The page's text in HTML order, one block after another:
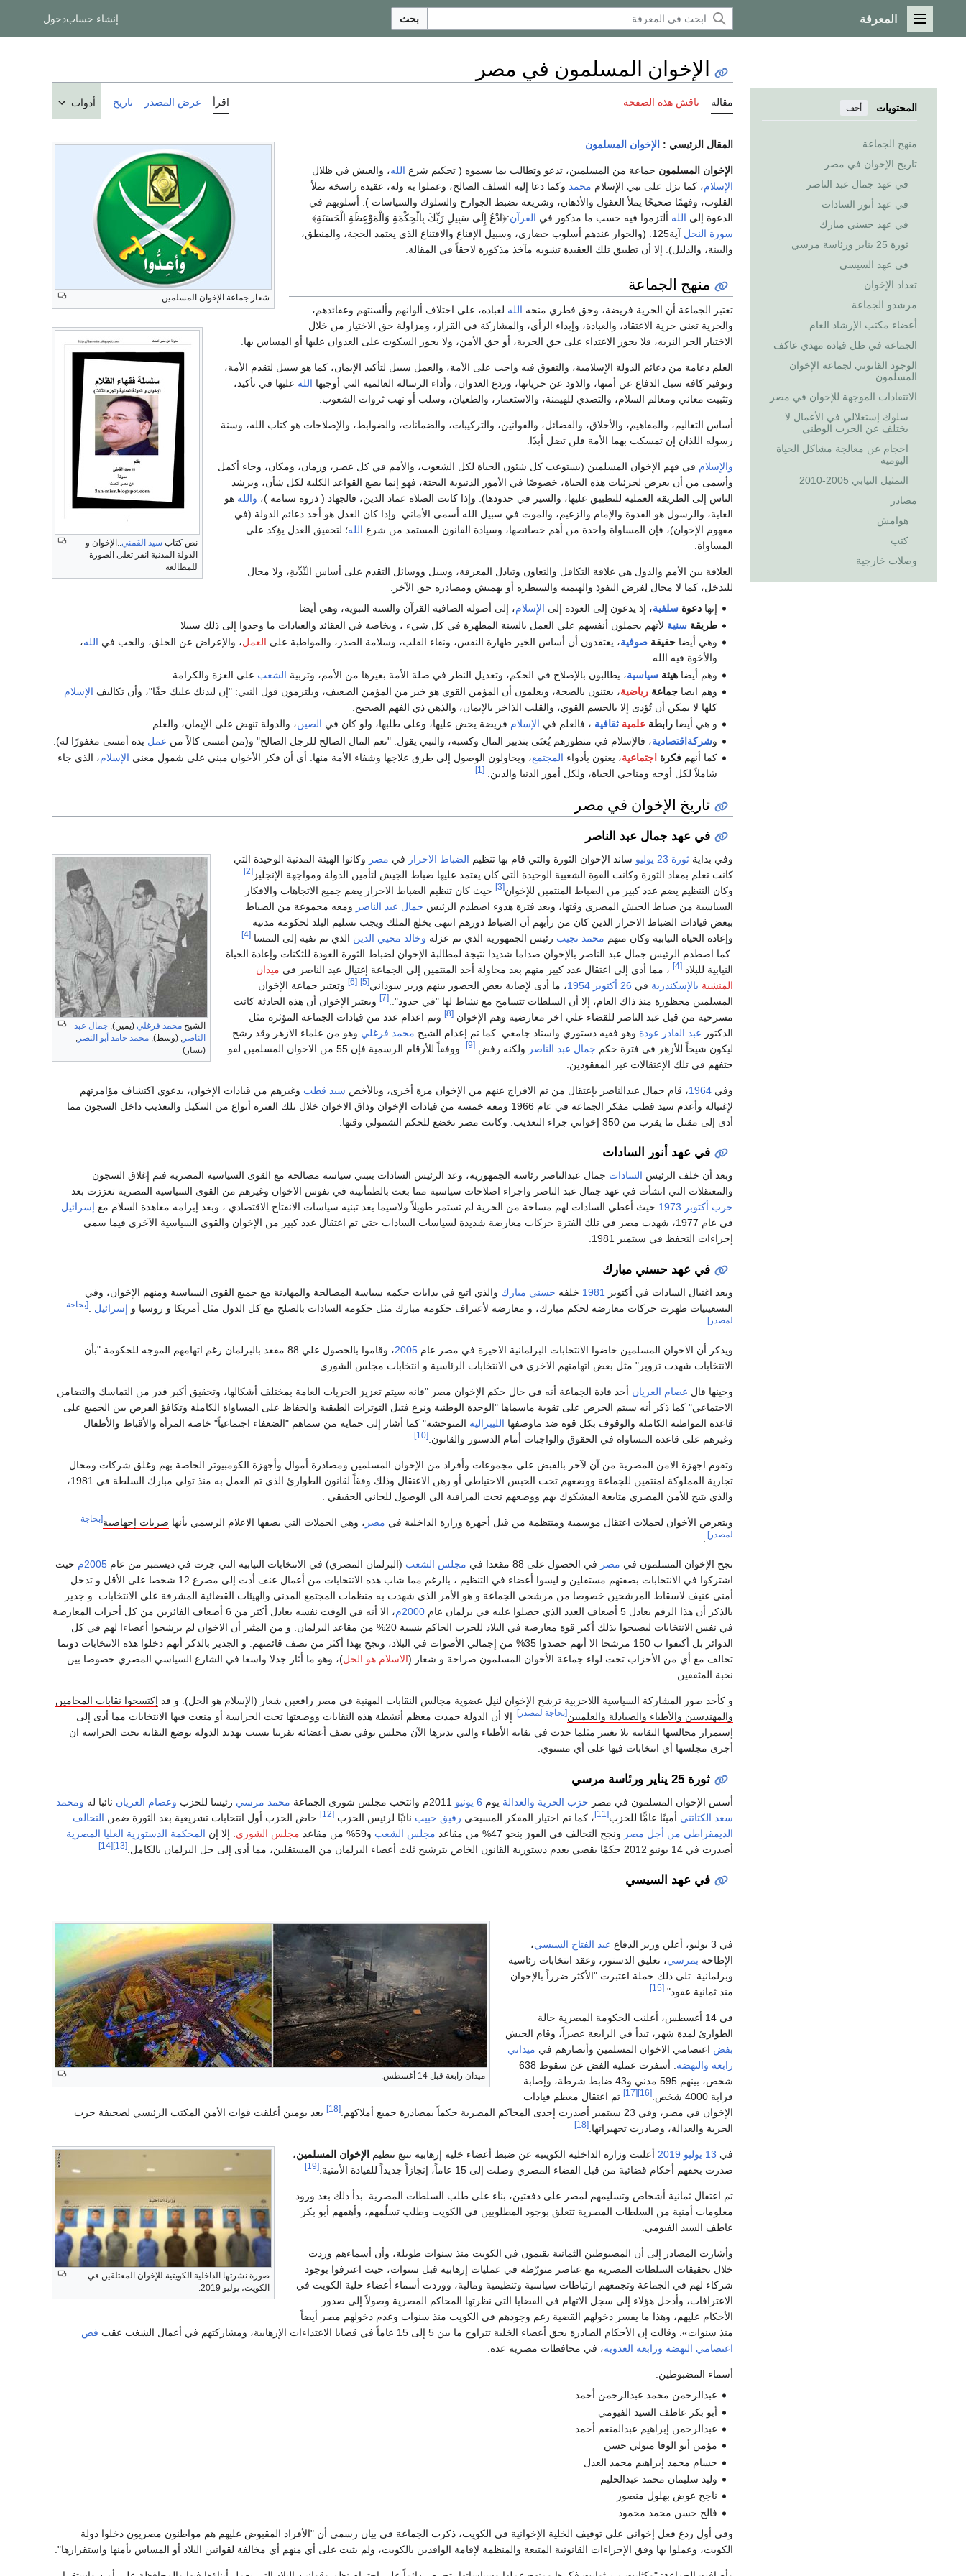
القائمة الرئيسية
المعرفة بحث إنشاء حسابدخول
المحتويات أخف
منهج الجماعة
تاريخ الإخوان في مصر
في عهد جمال عبد الناصر
في عهد أنور السادات
في عهد حسني مبارك
ثورة 25 يناير ورئاسة مرسي
في عهد السيسي
تعداد الإخوان
مرشدو الجماعة
أعضاء مكتب الإرشاد العام
الجماعة في ظل قيادة مهدي عاكف
الوجود القانوني لجماعة الإخوان
المسلمون
الانتقادات الموجهة للإخوان في مصر
سلوك إستغلالي في الأعمال لا
يختلف عن الحزب الوطني
احجام عن معالجة مشاكل الحياة
اليومية
التمثيل النيابي 2005-2010
مصادر
هوامش
كتب
وصلات خارجية
الإخوان المسلمون في مصر
مقالة ناقش هذه الصفحة اقرأ عرض المصدر تاريخ أدوات
شعار جماعة الإخوان المسلمين
المقال الرئيسي : الإخوان المسلمون
الإخوان المسلمون جماعة من المسلمين، تدعو وتطالب بما يسموه ( تحكيم شرع الله، والعيش في ظلال
الإسلام، كما نزل على نبي الإسلام محمد وكما دعا إليه السلف الصالح، وعملوا به وله، عقيدة راسخة تملأ
القلوب، وفهمًا صحيحًا يملأ العقول والأذهان، وشريعة تضبط الجوارح والسلوك والسياسات ). أسلوبهم في
الدعوة إلى الله ألتزموا فيه حسب ما مذكور في القرآن:﴿ادْعُ إِلَى سَبِيلِ رَبِّكَ بِالْحِكْمَةِ وَالْمَوْعِظَةِ الْحَسَنَةِ﴾
سورة النحل
آية125. (والحوار عندهم أسلوب حضاري، وسبيل الإقناع والاقتناع الذي يعتمد الحجة، والمنطق،
والبينة، والدليل). إلا أن تطبيق تلك العقيدة تشوبه مآخذ مذكورة لاحقاً في المقالة.
نص كتاب سيد القمني..الإخوان و
الدولة المدنية انقر تعلى الصورة
للمطالعة
منهج الجماعة
تعتبر الجماعة أن الحرية فريضة، وحق فطري منحه الله لعباده، على اختلاف ألوانهم وألسنتهم وعقائدهم،
والحرية تعني حرية الاعتقاد، والعبادة، وإبداء الرأي، والمشاركة في القرار، ومزاولة حق الاختيار من خلال
الاختيار الحر النزيه، فلا يجوز الاعتداء على حق الحرية، أو حق الأمن، ولا يجوز السكوت على العدوان عليها أو المساس بها.
العلم دعامة من دعائم الدولة الإسلامية، والتفوق فيه واجب على الأمة، والعمل سبيل لتأكيد الإيمان، كما هو سبيل لتقدم الأمة،
وتوفير كافة سبل الدفاع عن أمنها، والذود عن حرياتها، وردع العدوان، وأداء الرسالة العالمية التي أوجبها الله عليها في تأكيد،
وتثبيت معاني ومعالم السلام، والتصدي للهيمنة، والاستعمار، والطغيان، وسلب أو نهب ثروات الشعوب.
أساس التعاليم، والمفاهيم، والأخلاق، والفضائل، والقوانين، والتركيبات، والضمانات، والضوابط، والإصلاحات هو كتاب الله، وسنة
رسوله اللذان إن تمسكت بهما الأمة فلن تضل أبدًا.
والإسلام في فهم الإخوان المسلمين (يستوعب كل شئون الحياة لكل الشعوب، والأمم في كل عصر، وزمان، ومكان، وجاء أكمل
وأسمى من أن يعرض لجزئيات هذه الحياة، خصوصًا في الأمور الدنيوية البحتة، فهو إنما يضع القواعد الكلية لكل شأن، ويرشد
الناس إلى الطريقة العملية للتطبيق عليها، والسير في حدودها). وإذا كانت الصلاة عماد الدين، فالجهاد ( ذروة سنامه )، والله هو
الغاية، والرسول هو القدوة والإمام والزعيم، والموت في سبيل الله أسمى الأماني. وإذا كان العدل هو أحد دعائم الدولة (في
مفهوم الإخوان)، فإن المساواة واحدة من أهم خصائصها، وسيادة القانون المستمد من شرع الله؛ لتحقيق العدل يؤكد على
المساواة.
العلاقة بين الأمم والدول هي علاقة التكافل والتعاون وتبادل المعرفة، وسبل ووسائل التقدم على أساس النِّدِّيةِ، ولا مجال
للتدخل، كما لا مجال لفرض النفوذ والهيمنة والسيطرة أو تهميش ومصادرة حق الآخر.
إنهادعوةسلفية، إذ يدعون إلى العودة إلى الإسلام، إلى أصوله الصافية القرآن والسنة النبوية، وهي أيضا
طريقةسنية لأنهم يحملون أنفسهم علي العمل بالسنة المطهرة في كل شيء ، وبخاصة في العقائد والعبادات ما وجدوا إلى ذلك سبيلا
وهي أيضاحقيقةصوفية، يعتقدون أن أساس الخير طهارة النفس، ونقاء القلب، وسلامة الصدر، والمواظبة على العمل، والإعراض عن الخلق، والحب في الله،
والأخوة فيه الله.
وهم أيضاهيئةسياسية، يطالبون بالإصلاح في الحكم، وتعديل النظر في صلة الأمة بغيرها من الأمم، وتربية الشعب على العزة والكرامة.
وهم ايضاجماعةرياضية، يعتنون بالصحة، ويعلمون أن المؤمن القوي هو خير من المؤمن الضعيف، ويلتزمون قول النبي: "إن لبدنك عليك حقًا"، وأن تكاليف الإسلام
كلها لا يمكن أن تُؤدى إلا بالجسم القوي، والقلب الذاخر بالإيمان، والذهن ذي الفهم الصحيح.
و هي أيضارابطةعلمية ثقافية ، فالعلم في الإسلام فريضة يحض عليها، وعلى طلبها، ولو كان في الصين، والدولة تنهض على الإيمان، والعلم.
وشركةاقتصادية، فالإسلام في منظورهم يُعنَى بتدبير المال وكسبه، والنبي يقول: "نعم المال الصالح للرجل الصالح" و(من أمسى كالاً من عمل يده أمسى مغفورًا له).
كما أنهمفكرة اجتماعية، يعنون بأدواء المجتمع، ويحاولون الوصول إلى طرق علاجها وشفاء الأمة منها. أي أن فكر الأخوان مبني على شمول معنى الإسلام، الذي جاء
شاملاً لكل أوجه ومناحي الحياة، ولكل أمور الدنيا والدين.[1]
تاريخ الإخوان في مصر
في عهد جمال عبد الناصر
الشيخ محمد فرغلي (يمين), جمال عبد
الناصر , (وسط), محمد حامد أبو النصر ,
(يسار)
وفي بداية ثورة 23 يوليو ساند الإخوان الثورة والتي قام بها تنظيم الضباط الاحرار في مصر وكانوا الهيئة المدنية الوحيدة التي
كانت تعلم بمعاد الثورة وكانت القوة الشعبية الوحيدة التي كان يعتمد عليها ضباط الجيش لتأمين الدولة ومواجهة الإنجليز [2]
وكان التنظيم يضم عدد كبير من الضباط المنتمين للإخوان[3]
حيث كان تنظيم الضباط الاحرار يضم جميع الاتجاهات والافكار
السياسية من ضباط الجيش المصري وقتها، وبعد فترة هدوء اصطدم الرئيس جمال عبد الناصر ومعه مجموعة من الضباط
ببعض قيادات الضباط الاحرار الذين كان من رأيهم أن الضباط دورهم انتهى بخلع الملك ويجب تسليم البلد لحكومة مدنية
وإعادة الحياة النيابية وكان منهم محمد نجيب رئيس الجمهورية الذي تم عزله وخالد محيي الدين الذي تم نفيه إلى النمسا [4]
.كما اصطدم الرئيس جمال عبد الناصر بالإخوان صداما شديدا نتيجة لمطالبة الإخوان لضباط الثورة العودة للثكنات وإعادة الحياة
النيابية للبلاد [4] ، مما أدى إلى اعتقال عدد كبير منهم بعد محاولة أحد المنتمين إلى الجماعة إغتيال عبد الناصر في ميدان
المنشية بالإسكندرية في 26 أكتوبر 1954، ما أدى لإصابة بعض الحضور بينهم وزير سوداني[5]
[6]
وتعتبر جماعة الإخوان
المسلمين محظورة منذ ذاك العام، إلا أن السلطات تتسامح مع نشاط لها "في حدود"..
[7]
ويعتبر الإخوان أن هذه الحادثة كانت
مسرحية من قبل عبد الناصر للقضاء علي اخر معارضية وهم الإخوان [8]
وتم اعدام عدد من قيادات الجماعة المؤثرة مثل
الدكتور عبد القادر عودة وهو فقيه دستوري واستاذ جامعي .كما تم إعدام الشيخ محمد فرغلي وهو من علماء الازهر وقد رشح
ليكون شيخاً للأزهر في فترة حكم جمال عبد الناصر ولكنه رفض [9]
. ووفقاً للأرقام الرسمية فإن 55 من الاخوان المسلمين لقو
حتفهم في تلك الإعتقالات غير المفقودين.
وفي 1964، قام جمال عبدالناصر بإعتقال من تم الافراج عنهم من الإخوان مرة أخرى، وبالأخص سيد قطب وغيرهم من قيادات الإخوان، بدعوي اكتشاف مؤامرتهم
لإغتياله وأعدم سيد قطب مفكر الجماعة في عام 1966 ومعه خمسة من قيادات الإخوان وذاق الاخوان خلال تلك الفترة أنواع من التنكيل والتعذيب داخل السجون مما
أدى إلى مقتل ما يقرب من 350 إخواني جراء التعذيب. وكانت مصر تخضع للحكم الشمولي وقتها.
في عهد أنور السادات
وبعد أن خلف الرئيس السادات جمال عبدالناصر رئاسة الجمهورية، وعد الرئيس السادات بتبني سياسة مصالحة مع القوى السياسية المصرية فتم إغلاق السجون
والمعتقلات التي انشأت في عهد جمال عبد الناصر واجراء اصلاحات سياسية مما بعث بالطمأنينة في نفوس الاخوان وغيرهم من القوى السياسية المصرية تعززت بعد
حرب أكتوبر 1973 حيث أعطي السادات لهم مساحة من الحرية لم تستمر طويلاً ولاسيما بعد تبنيه سياسات الانفتاح الاقتصادي ، وبعد إبرامه معاهدة السلام مع إسرائيل
في عام 1977، شهدت مصر في تلك الفترة حركات معارضة شديدة لسياسات السادات حتى تم اعتقال عدد كبير من الإخوان والقوى السياسية الآخرى فيما سمي
إجراءات التحفظ في سبتمبر 1981.
في عهد حسني مبارك
وبعد اغتيال السادات في أكتوبر 1981 خلفه حسني مبارك والذي اتبع في بدايات حكمه سياسة المصالحة والمهادنة مع جميع القوى السياسية ومنهم الإخوان، وفي
التسعينيات ظهرت حركات معارضة لحكم مبارك، و معارضة لأعتراف حكومة مبارك مثل حكومة السادات بالصلح مع كل الدول مثل أمريكا و روسيا و إسرائيل
[بحاجة
لمصدر]
ويذكر أن الاخوان المسلمين خاضوا الانتخابات البرلمانية الاخيرة في مصر عام 2005
، وقاموا بالحصول علي 88 مقعد بالبرلمان رغم اتهامهم الموجه للحكومة "بأن
الانتخابات شهدت تزوير" مثل بعض اتهامتهم الاخري في الانتخابات الرئاسية و انتخابات مجلس الشورى .
وحينها قال عصام العريان أحد قادة الجماعة أنه في حال حكم الإخوان مصر "فانه سيتم تعزيز الحريات العامة بمختلف أشكالها، وتحقيق أكبر قدر من التماسك والتضامن
الاجتماعي" كما ذكر أنه سيتم الحرص على تقوية ماسماها "الوحدة الوطنية ونزع فتيل التوترات الطبقية والحفاظ على المساواة الكاملة وتكافؤ الفرص بين الجميع على
قاعدة المواطنة الكاملة والوقوف بكل قوة ضد ماوصفها الليبرالية المتوحشة" كما أشار إلى حماية من سماهم "الضعفاء اجتماعياً" خاصة المرأة والأقباط والأطفال
وغيرهم على قاعدة المساواة في الحقوق والواجبات أمام الدستور والقانون. [10]
وتقوم اجهزة الامن المصرية من آن لآخر بالقبض على مجموعات وأفراد من الإخوان المسلمين ومصادرة أموال وأجهزة الكومبيوتر الخاصة بهم وغلق شركات ومحال
تجارية المملوكة لمنتمين للجماعة ووضعهم تحت الحبس الاحتياطي أو رهن الاعتقال وذلك وفقاً لقانون الطوارئ الذي تم العمل به منذ تولي مبارك السلطة في 1981،
والذي يتيح للأمن المصري متابعة المشكوك بهم ووضعهم تحت المراقبة الي الوصول للجاني الحقيقي .
ويتعرض الأخوان لحملات اعتقال موسمية ومنتظمة من قبل أجهزة وزارة الداخلية في مصر ، وهي الحملات التي يصفها الاعلام الرسمي بأنها ضربات إجهاضية[بحاجة
لمصدر]
نجح الإخوان المسلمون في مصر في الحصول على 88 مقعدا في مجلس الشعب (البرلمان المصري) في الانتخابات النيابية التي جرت في ديسمبر من عام 2005م
حيث
اشتركوا في الانتخابات بصفتهم مستقلين و ليسوا أعضاء في التنظيم ، بالرغم مما شاب هذه الانتخابات من أعمال عنف أدت إلى مصرع 12 شخصا على الأقل و تدخل
أمني عنيف لاسقاط المرشحين خصوصا من مرشحي الجماعة و هو الأمر الذي شهدت به منظمات المجتمع المدني والهيئات القضائية المشرفة على الانتخابات. و جدير
بالذكر أن هذا الرقم يعادل 5 أضعاف العدد الذي حصلوا عليه في برلمان عام
2000م
، الا أنه في الوقت نفسه يعادل أكثر من 6 أضعاف الفائزين من كل أحزاب المعارضة
في نفس الانتخابات ليصبحوا بذلك أكبر قوة معارضة في البلاد للحزب الحاكم بنسبة 20% من مقاعد البرلمان. و من المثير أن الاخوان لم يرشحوا أعضاءا لهم في كل
الدوائر بل أكتفوا ب 150 مرشحا الا أنهم حصدوا 35% من إجمالي الأصوات في البلاد، ونجح بهذا أكثر من نصف قائمتهم. و الجدير بالذكر أنهم دخلوا هذه الانتخابات دونما
تحالف مع أي من الأحزاب تحت لواء جماعة الأخوان المسلمون صراحة و شعار (الاسلام هو الحل)، وهو ما أثار جدلا واسعا في الشارع السياسي المصري خصوصا بين
نخبة المثقفين.
و كأحد صور المشاركة السياسية اللاحزبية ترشح الإخوان لنيل عضوية مجالس النقابات المهنية في مصر رافعين شعار (الإسلام هو الحل). و قد إكتسحوا نقابات المحامين
والمهندسين والأطباء والصيادلة والعلميين[بحاجة لمصدر]
إلا أن الدولة جمدت معظم أنشطة هذه النقابات ووضعتها تحت الحراسة أو منعت فيها الانتخابات مما أدى إلى
إستمرار مجالسها النقابية بلا تغيير مثلما حدث في نقابة الأطباء والتي يديرها الآن مجلس توفي نصف أعضائه تقريبا بسبب تهديد الدولة بوضع النقابة تحت الحراسة ان
أجرى مجلسها أي انتخابات فيها على أي مستوي.
ثورة 25 يناير ورئاسة مرسي
أسس الإخوان المسلمون في مصر حزب الحرية والعدالة يوم 6 يونيو محمد مرسي رئيسا للحزب وعصام العريان نائبا له ومحمد
سعد الكتاتني أمينًا عامًّا للحزب[11] ، كما تم اختيار المفكر المسيحي رفيق حبيب نائبًا لرئيس الحزب. [12] خاض الحزب أول انتخابات تشريعية بعد الثورة ضمن التحالف
الديمقراطي من أجل مصر ونجح التحالف في الفوز بنحو 47% من مقاعد مجلس الشعب و59% من مقاعد مجلس الشورى . إلا إن المحكمة الدستورية العليا المصرية
أصدرت في 14 يونيو 2012 حكمًا يقضي بعدم دستورية القانون الخاص بترشيح ثلث أعضاء البرلمان من المستقلين، مما أدى إلى حل البرلمان بالكامل.
[13]
[14]
في عهد السيسي
ميدان رابعة قبل 14 أغسطس.
في 3 يوليو، أعلن وزير الدفاع عبد الفتاح السيسي،
الإطاحة بمرسي، تعليق الدستور، وعقد انتخابات رئاسية
وبرلمانية. تلى ذلك حملة اعتبرت "الأكثر ضرراً بالإخوان
منذ ثمانية عقود". [15]
في 14 أغسطس، أعلنت الحكومة المصرية حالة
الطوارئ لمدة شهر، تبدأ في الرابعة عصراً، وقام الجيش
بفض اعتصامي الاخوان المسلمين وأنصارهم في ميداني
رابعة والنهضة
. أسفرت عملية الفض عن سقوط 638
شخص، بينهم 595 مدني و43 ضابط شرطة، وإصابة
قرابة 4000 شخص.
[16]
[17]
تم اعتقال معظم قيادات
الإخوان في مصر، وفي 23 سبتمبر أصدرت إحدى المحاكم المصرية حكماً بمصادرة جميع أملاكهم.
[18]
بعد يومين أغلقت قوات الأمن المكتب الرئيسي لصحيفة حزب
الحرية والعدالة، وصادرت تجهيزاتها. [18]
صورة نشرتها الداخلية الكويتية للإخوان المعتلقين في
الكويت، يوليو 2019.
في 13 يوليو 2019 أعلنت وزارة الداخلية الكويتية عن ضبط أعضاء خلية إرهابية تتبع تنظيم الإخوان المسلمين،
صدرت بحقهم أحكام قضائية من قبل القضاء المصري وصلت إلى 15 عاماً، إنجازاً جديداً للقيادة الأمنية.
[19]
تم اعتقال ثمانية أشخاص وتسليمهم لمصر على دفعتين، بناء على طلب السلطات المصرية. بدأ ذلك بعد ورود
معلومات أمنية من السلطات المصرية تتعلق بوجود المطلوبين في الكويت وطلب تسلّمهم، وأهمهم أبو بكر
عاطف السيد الفيومي.
وأشارت المصادر إلى أن المضبوطين الثمانية يقيمون في الكويت منذ سنوات طويلة، وأن أسماءهم وردت
خلال تحقيقات السلطات المصرية مع عناصر متورّطة في عمليات إرهابية قبل سنوات، حيث اعترفوا بوجود
شركاء لهم في الجماعة وتجمعهم ارتباطات سياسية وتنظيمية ومالية، ووردت أسماء أعضاء خلية الكويت في
الاعترافات، وأدخل هؤلاء إلى سجل الاتهام في القضايا التي نظرتها المحاكم المصرية وصولاً إلى صدور
الأحكام عليهم، وهذا ما يفسر دخولهم القضية رغم وجودهم في الكويت منذ سنوات وعدم دخولهم مصر أيضاً
منذ سنوات». وقالت إن الأحكام الصادرة بحق أعضاء الخلية تتراوح ما بين 5 إلى 15 عاماً في قضايا الاعتداءات الإرهابية، ومشاركتهم في أعمال الشغب عقب
فض
اعتصامي النهضة ورابعة العدوية، في محافظات مصرية عدة.
أسماء المضبوطين:
عبدالرحمن محمد عبدالرحمن أحمد
أبو بكر عاطف السيد الفيومي
عبدالرحمن إبراهيم عبدالمنعم أحمد
مؤمن أبو الوفا متولي حسن
حسام محمد إبراهيم محمد العدل
وليد سليمان محمد عبدالحليم
ناجح عوض بهلول منصور
فالح حسن محمد محمود
وفي أول ردع فعل إخواني على توقيف الخلية الإخوانية في الكويت، ذكرت الجماعة في بيان رسمي أن "الأفراد المقبوض عليهم هم مواطنون مصريون دخلوا دولة
الكويت، وعملوا بها وفق الإجراءات القانونية المتبعة والمنظمة لإقامة الوافدين بالكويت، ولم يثبت على أي منهم أي مخالفة لقوانين البلاد أو المساس بأمنها واستقرارها".